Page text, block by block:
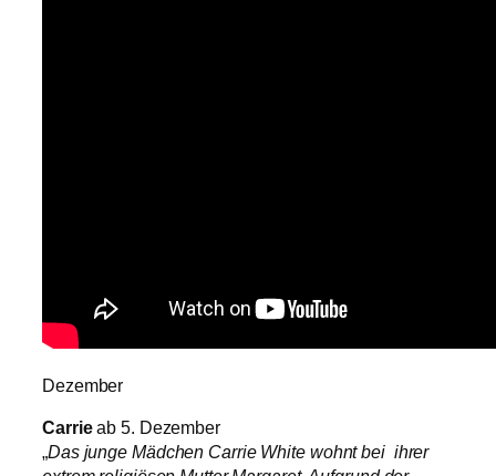
Dezember
Carrieab 5. Dezember
„Das junge Mädchen Carrie White wohnt bei ihrer